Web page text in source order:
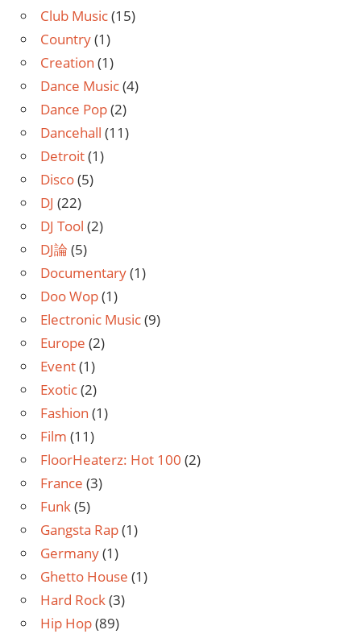
Club Music(15)
Country(1)
Creation (1)
Dance Music(4)
Dance Pop(2)
Dancehall (11)
Detroit(1)
Disco(5)
DJ (22)
DJ Tool (2)
DJ論 (5)
Documentary(1)
Doo Wop(1)
Electronic Music(9)
Europe (2)
Event(1)
Exotic(2)
Fashion (1)
Film (11)
FloorHeaterz: Hot 100 (2)
France (3)
Funk(5)
Gangsta Rap(1)
Germany(1)
Ghetto House (1)
Hard Rock(3)
Hip Hop(89)